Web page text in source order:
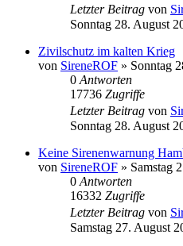
Letzter Beitrag von
Sonntag 28. August
Zivilschutz im kalten Krieg
von SireneROF » Sonntag
0 Antworten
17736 Zugriffe
Letzter Beitrag von
Sonntag 28. August
Keine Sirenenwarnung
von SireneROF » Samstag
0 Antworten
16332 Zugriffe
Letzter Beitrag von
Samstag 27. August